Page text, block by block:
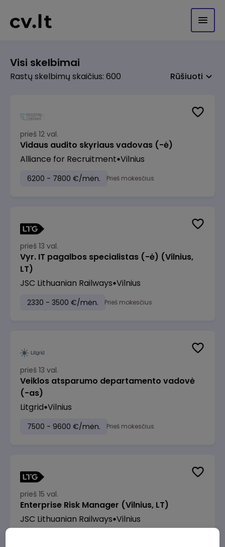
Visi skelbimai
Rastų skelbimų skaičius: 600 Rūšiuoti
prieš 12 val.
Vidaus audito skyriaus vadovas (-ė)
Alliance for Recruitment Vilnius
6200 - 7800 €/mėn. Prieš mokesčius
prieš 13 val.
Vyr. IT pagalbos specialistas (-ė) (Vilnius,
LT)
JSC Lithuanian Railways Vilnius
2330 - 3500 €/mėn. Prieš mokesčius
prieš 13 val.
Veiklos atsparumo departamento vadovė
(-as)
Litgrid Vilnius
7500 - 9600 €/mėn. Prieš mokesčius
prieš 15 val.
Enterprise Risk Manager (Vilnius, LT)
JSC Lithuanian Railways Vilnius